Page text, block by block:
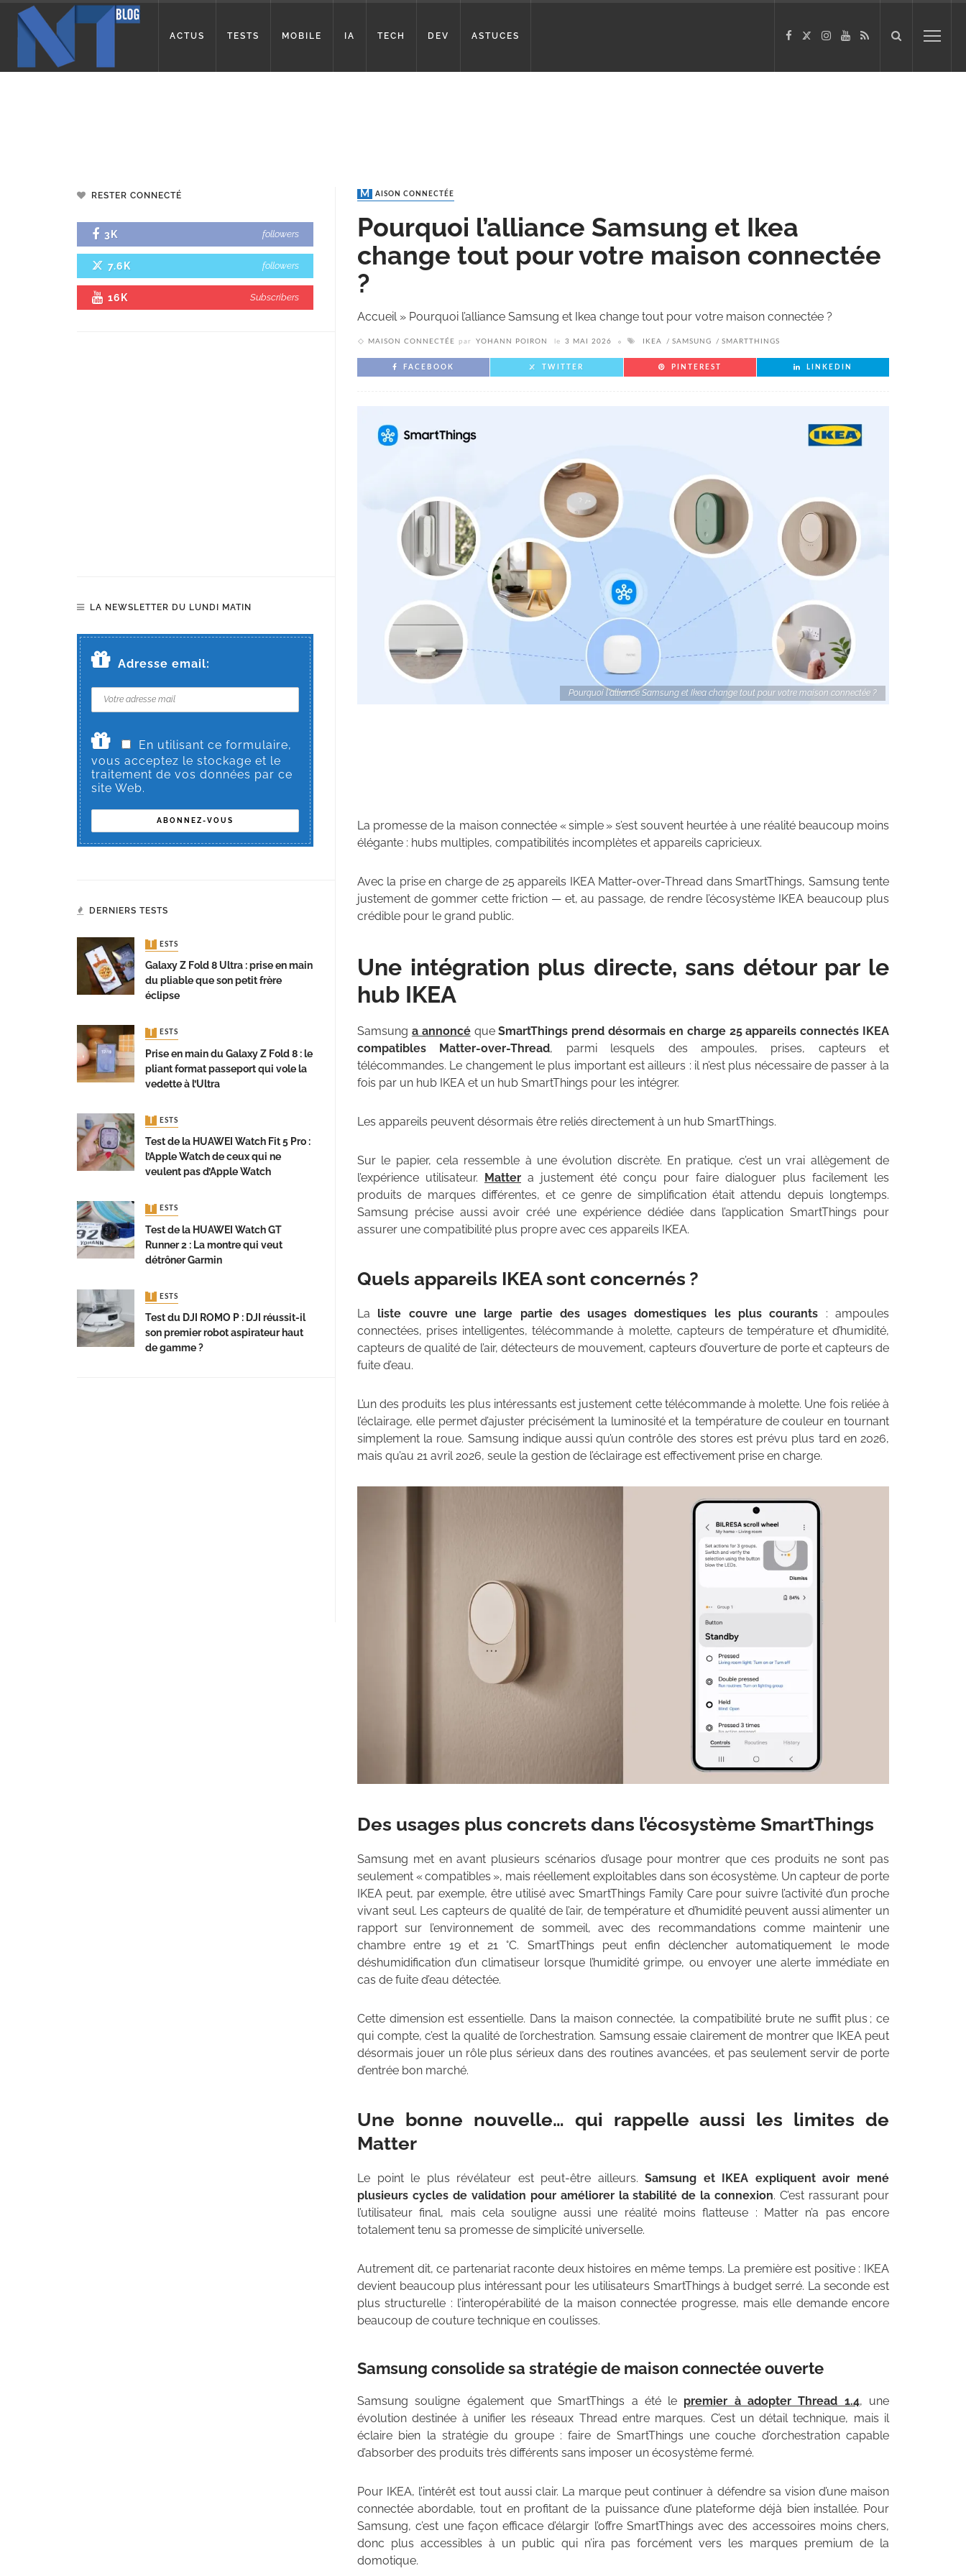
ACTUS TESTS MOBILE IA TECH DEV ASTUCES
MAISON CONNECTÉE
Pourquoi l’alliance Samsung et Ikea
change tout pour votre maison connectée
?
Accueil» Pourquoi l’alliance Samsung et Ikea change tout pour votre maison connectée ?
MAISON CONNECTÉE par YOHANN POIRON le 3 MAI 2026 IKEA SAMSUNG SMARTTHINGS
FACEBOOK TWITTER PINTEREST LINKEDIN
Pourquoi l'alliance Samsung et Ikea change tout pour votre maison connectée ?
La promesse de la maison connectée « simple » s’est souvent heurtée à une réalité beaucoup moins
élégante : hubs multiples, compatibilités incomplètes et appareils capricieux.
Avec la prise en charge de 25 appareils IKEA Matter-over-Thread dans SmartThings, Samsung tente
justement de gommer cette friction — et, au passage, de rendre l’écosystème IKEA beaucoup plus
crédible pour le grand public.
Une intégration plus directe, sans détour par le
hub IKEA
Samsung a annoncéqueSmartThings prend désormais en charge 25 appareils connectés IKEA
compatibles Matter-over-Thread, parmi lesquels des ampoules, prises, capteurs et
télécommandes. Le changement le plus important est ailleurs : il n’est plus nécessaire de passer à la
fois par un hub IKEA et un hub SmartThings pour les intégrer.
Les appareils peuvent désormais être reliés directement à un hub SmartThings.
Sur le papier, cela ressemble à une évolution discrète. En pratique, c’est un vrai allègement de
l’expérience utilisateur. Matter a justement été conçu pour faire dialoguer plus facilement les
produits de marques différentes, et ce genre de simplification était attendu depuis longtemps.
Samsung précise aussi avoir créé une expérience dédiée dans l’application SmartThings pour
assurer une compatibilité plus propre avec ces appareils IKEA.
Quels appareils IKEA sont concernés ?
La liste couvre une large partie des usages domestiques les plus courants : ampoules
connectées, prises intelligentes, télécommande à molette, capteurs de température et d’humidité,
capteurs de qualité de l’air, détecteurs de mouvement, capteurs d’ouverture de porte et capteurs de
fuite d’eau.
L’un des produits les plus intéressants est justement cette télécommande à molette. Une fois reliée à
l’éclairage, elle permet d’ajuster précisément la luminosité et la température de couleur en tournant
simplement la roue. Samsung indique aussi qu’un contrôle des stores est prévu plus tard en 2026,
mais qu’au 21 avril 2026, seule la gestion de l’éclairage est effectivement prise en charge.
Des usages plus concrets dans l’écosystème SmartThings
Samsung met en avant plusieurs scénarios d’usage pour montrer que ces produits ne sont pas
seulement « compatibles », mais réellement exploitables dans son écosystème. Un capteur de porte
IKEA peut, par exemple, être utilisé avec SmartThings Family Care pour suivre l’activité d’un proche
vivant seul. Les capteurs de qualité de l’air, de température et d’humidité peuvent aussi alimenter un
rapport sur l’environnement de sommeil, avec des recommandations comme maintenir une
chambre entre 19 et 21 °C. SmartThings peut enfin déclencher automatiquement le mode
déshumidification d’un climatiseur lorsque l’humidité grimpe, ou envoyer une alerte immédiate en
cas de fuite d’eau détectée.
Cette dimension est essentielle. Dans la maison connectée, la compatibilité brute ne suffit plus ; ce
qui compte, c’est la qualité de l’orchestration. Samsung essaie clairement de montrer que IKEA peut
désormais jouer un rôle plus sérieux dans des routines avancées, et pas seulement servir de porte
d’entrée bon marché.
Une bonne nouvelle… qui rappelle aussi les limites de
Matter
Le point le plus révélateur est peut-être ailleurs.Samsung et IKEA expliquent avoir mené
plusieurs cycles de validation pour améliorer la stabilité de la connexion. C’est rassurant pour
l’utilisateur final, mais cela souligne aussi une réalité moins flatteuse : Matter n’a pas encore
totalement tenu sa promesse de simplicité universelle.
Autrement dit, ce partenariat raconte deux histoires en même temps. La première est positive : IKEA
devient beaucoup plus intéressant pour les utilisateurs SmartThings à budget serré. La seconde est
plus structurelle : l’interopérabilité de la maison connectée progresse, mais elle demande encore
beaucoup de couture technique en coulisses.
Samsung consolide sa stratégie de maison connectée ouverte
Samsung souligne également que SmartThings a été le premier à adopter Thread 1.4, une
évolution destinée à unifier les réseaux Thread entre marques. C’est un détail technique, mais il
éclaire bien la stratégie du groupe : faire de SmartThings une couche d’orchestration capable
d’absorber des produits très différents sans imposer un écosystème fermé.
Pour IKEA, l’intérêt est tout aussi clair. La marque peut continuer à défendre sa vision d’une maison
connectée abordable, tout en profitant de la puissance d’une plateforme déjà bien installée. Pour
Samsung, c’est une façon efficace d’élargir l’offre SmartThings avec des accessoires moins chers,
donc plus accessibles à un public qui n’ira pas forcément vers les marques premium de la
domotique.
RESTER CONNECTÉ
3K followers
7.6K followers
16K Subscribers
LA NEWSLETTER DU LUNDI MATIN
Adresse email:
En utilisant ce formulaire,
vous acceptez le stockage et le
traitement de vos données par ce
site Web.
DERNIERS TESTS
TESTS
Galaxy Z Fold 8 Ultra : prise en main
du pliable que son petit frère
éclipse
TESTS
Prise en main du Galaxy Z Fold 8 : le
pliant format passeport qui vole la
vedette à l’Ultra
TESTS
Test de la HUAWEI Watch Fit 5 Pro :
l’Apple Watch de ceux qui ne
veulent pas d’Apple Watch
TESTS
Test de la HUAWEI Watch GT
Runner 2 : La montre qui veut
détrôner Garmin
TESTS
Test du DJI ROMO P : DJI réussit-il
son premier robot aspirateur haut
de gamme ?